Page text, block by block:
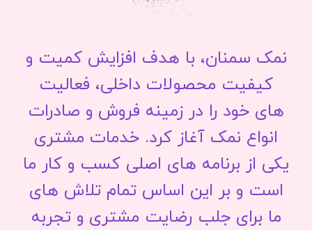
نمک سمنان، با هدف افزایش کمیت و
کیفیت محصولات داخلی، فعالیت
های خود را در زمینه فروش و صادرات
انواع نمک آغاز کرد. خدمات مشتری
یکی از برنامه های اصلی کسب و کار ما
است و بر این اساس تمام تلاش های
ما برای جلب رضایت مشتری و تجربه